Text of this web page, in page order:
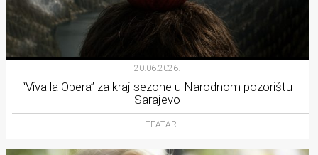
20.06.2026.
“Viva la Opera” za kraj sezone u Narodnom pozorištu
Sarajevo
TEATAR